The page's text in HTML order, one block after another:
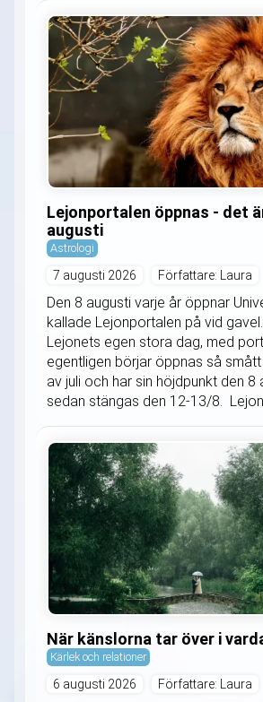
Lejonportalen öppnas - det
augusti
Astrologi
7 augusti 2026 Författare: Laura
Den 8 augusti varje år öppnar
kallade Lejonportalen på vid
Lejonets egen stora dag, med
egentligen börjar öppnas så
av juli och har sin höjdpunkt den 8
sedan stängas den 12-13/8.
När känslorna tar över i
Kärlek och relationer
6 augusti 2026 Författare: Laura